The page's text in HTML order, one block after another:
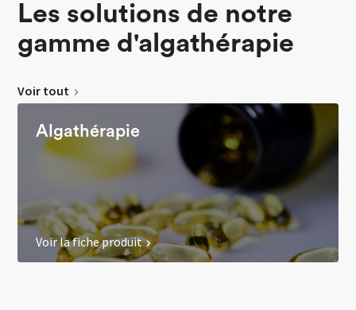
Les solutions de notre
gamme d'algathérapie
Voir tout
Algathérapie
Voir la fiche produit